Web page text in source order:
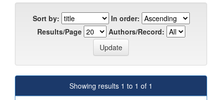
Sort by:
In order:
Results/Page
Authors/Record:
Showing results 1 to 1 of 1